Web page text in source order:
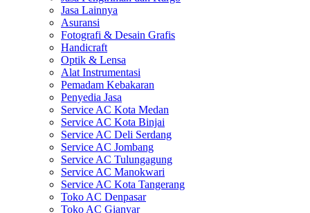
Jasa Lainnya
Asuransi
Fotografi & Desain Grafis
Handicraft
Optik & Lensa
Alat Instrumentasi
Pemadam Kebakaran
Penyedia Jasa
Service AC Kota Medan
Service AC Kota Binjai
Service AC Deli Serdang
Service AC Jombang
Service AC Tulungagung
Service AC Manokwari
Service AC Kota Tangerang
Toko AC Denpasar
Toko AC Gianyar